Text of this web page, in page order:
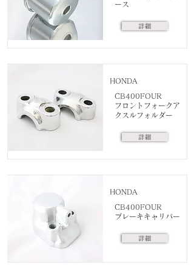
ース
詳細
HONDA
CB400FOUR
フロントフォークア
クスルフォルダー
詳細
HONDA
CB400FOUR
ブレーキキャリパー
詳細